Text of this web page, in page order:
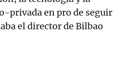
privada en pro de seguir
el director de Bilbao